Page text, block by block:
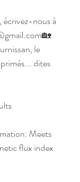
nous à
le
dites
Meets
flux index